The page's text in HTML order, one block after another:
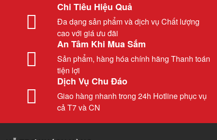
Chi Tiêu Hiệu Quả
Đa dạng sản phẩm và dịch vụ Chất lượng
cao với giá ưu đãi
An Tâm Khi Mua Sắm
Sản phẩm, hàng hóa chính hãng Thanh toán
tiện lợi
Dịch Vụ Chu Đáo
Giao hàng nhanh trong 24h Hotline phục vụ
cả T7 và CN